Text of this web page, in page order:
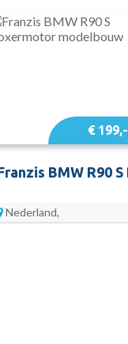
€ 199,-
Nederland,